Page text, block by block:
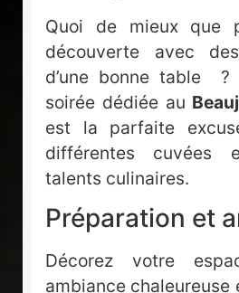
Quoi de mieux que
découverte avec
d’une bonne table ?
soirée dédiée au
est la parfaite
différentes cuvées
talents culinaires.
Préparation et
Décorez votre
ambiance chaleureuse